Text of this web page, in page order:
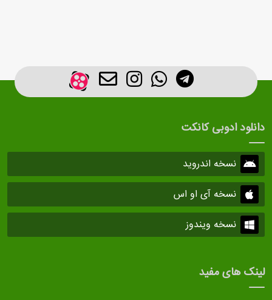
دانلود ادوبی کانکت
نسخه اندروید
نسخه آی او اس
نسخه ویندوز
لینک های مفید